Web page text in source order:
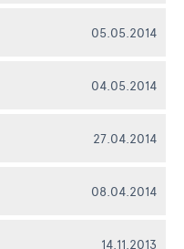
05.05.2014
04.05.2014
27.04.2014
08.04.2014
14.11.2013